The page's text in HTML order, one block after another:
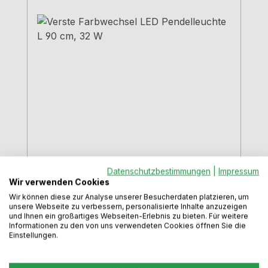
Verste Farbwechsel LED
Pendelleuchte L 90 cm, 32 W
Länge:90,0 cm
Pendelleuchte in grazilem Design in
Datenschutzbestimmungen
Impressum
Wir verwenden Cookies
Wir können diese zur Analyse unserer Besucherdaten platzieren, um
unsere Webseite zu verbessern, personalisierte Inhalte anzuzeigen
und Ihnen ein großartiges Webseiten-Erlebnis zu bieten. Für weitere
Informationen zu den von uns verwendeten Cookies öffnen Sie die
Einstellungen.